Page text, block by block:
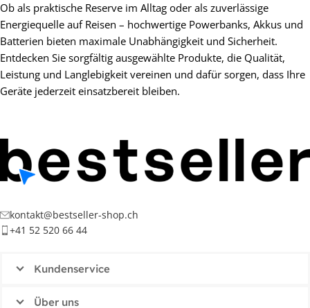
Ob als praktische Reserve im Alltag oder als zuverlässige
Energiequelle auf Reisen – hochwertige Powerbanks, Akkus und
Batterien bieten maximale Unabhängigkeit und Sicherheit.
Entdecken Sie sorgfältig ausgewählte Produkte, die Qualität,
Leistung und Langlebigkeit vereinen und dafür sorgen, dass Ihre
Geräte jederzeit einsatzbereit bleiben.
kontakt@bestseller-shop.ch
+41 52 520 66 44
Kundenservice
Über uns